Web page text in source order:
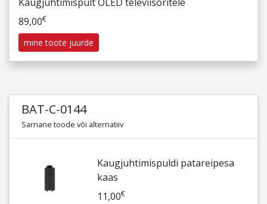
89,00€
mine toote juurde
BAT-C-0144
Sarnane toode või alternatiiv
Kaugjuhtimispuldi patareipesa
kaas
11,00€